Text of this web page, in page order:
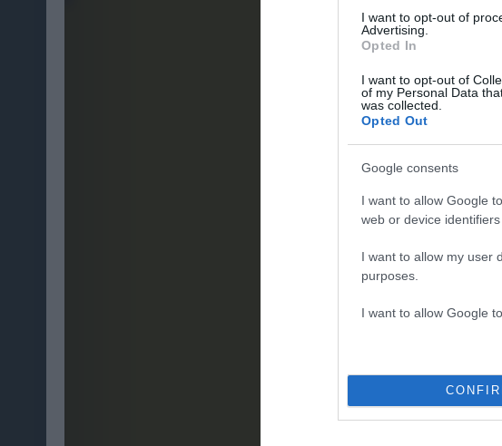
I want to opt-out of
Advertising.
Opted In
I want to opt-out of
of my Personal Data
was collected.
Opted Out
Google consents
I want to allow Google
web or device identifiers
I want to allow my user
purposes.
I want to allow Google